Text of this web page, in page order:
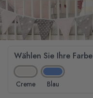
Wählen Sie Ihre Farbe
Creme Blau